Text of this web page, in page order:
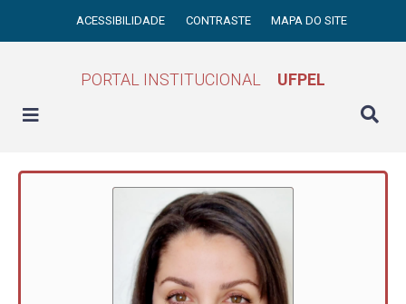
ACESSIBILIDADE CONTRASTE MAPA DO SITE
PORTAL INSTITUCIONAL UFPEL